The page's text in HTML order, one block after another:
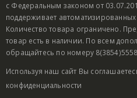
с Федеральным законом от
поддерживает автоматизированных
Количество товара ограничено.
товар есть в наличии. По всем
обращайтесь по номеру
Используя наш сайт Вы
конфиденциальности